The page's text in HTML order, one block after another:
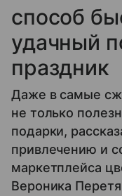
способ
удачный
праздник
Даже в самые
не только
подарки,
привлечению и
маркетплейса
Вероника